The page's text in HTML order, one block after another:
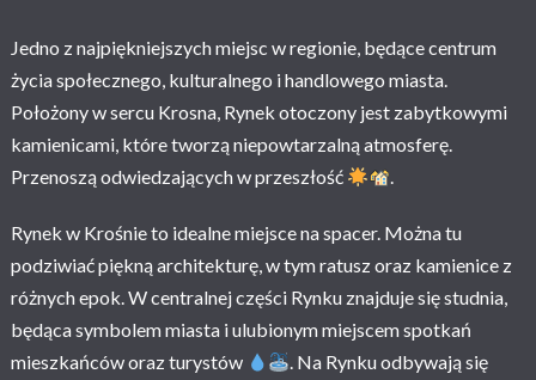
Jedno z najpiękniejszych miejsc w regionie, będące centrum
życia społecznego, kulturalnego i handlowego miasta.
Położony w sercu Krosna, Rynek otoczony jest zabytkowymi
kamienicami, które tworzą niepowtarzalną atmosferę.
Przenoszą odwiedzających w przeszłość
.
Rynek w Krośnie to idealne miejsce na spacer. Można tu
podziwiać piękną architekturę, w tym ratusz oraz kamienice z
różnych epok. W centralnej części Rynku znajduje się studnia,
będąca symbolem miasta i ulubionym miejscem spotkań
mieszkańców oraz turystów
. Na Rynku odbywają się